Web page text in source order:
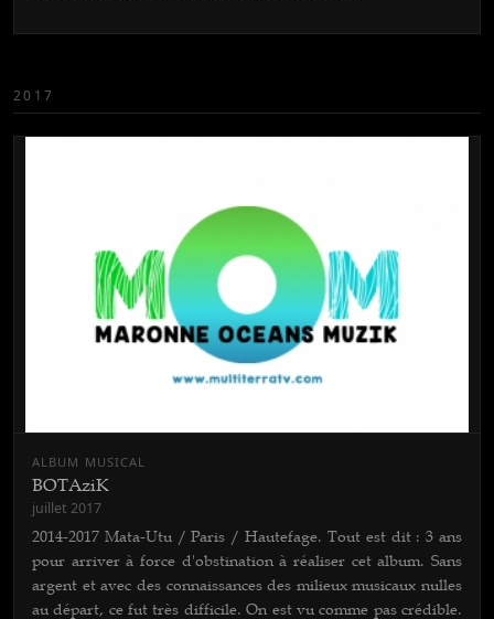
2017
ALBUM MUSICAL
BOTAziK
juillet 2017
2014-2017 Mata-Utu / Paris / Hautefage. Tout est dit : 3 ans
pour arriver à force d'obstination à réaliser cet album. Sans
argent et avec des connaissances des milieux musicaux nulles
au départ, ce fut très difficile. On est vu comme pas crédible.